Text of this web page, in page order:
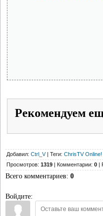
Рекомендуем
Добавил: Ctrl_V| Теги: ChrisTV
Просмотров: 1319 | Комментарии: 0 |
Всего комментариев: 0
Войдите: